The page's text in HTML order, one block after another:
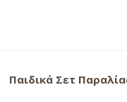
Παιδικά Σετ